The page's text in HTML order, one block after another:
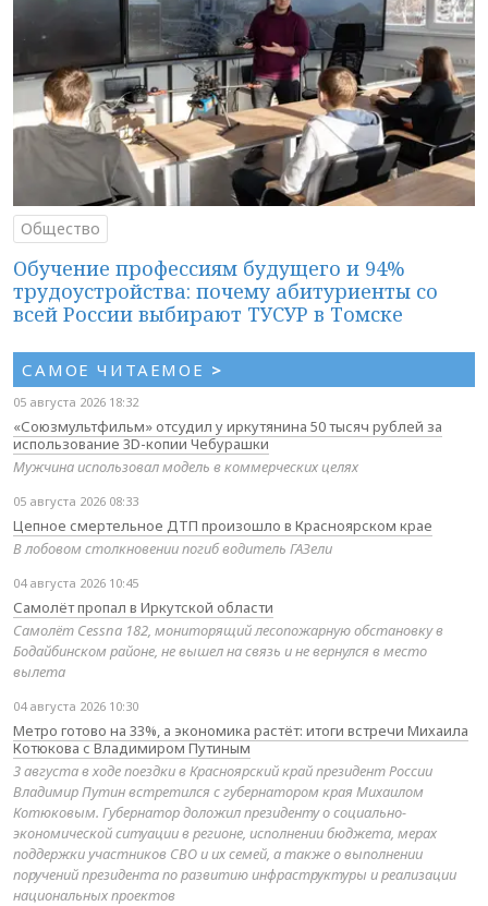
Общество
Обучение профессиям будущего и 94%
трудоустройства: почему абитуриенты со
всей России выбирают ТУСУР в Томске
САМОЕ ЧИТАЕМОЕ >
05 августа 2026 18:32
«Союзмультфильм» отсудил у иркутянина 50 тысяч рублей за
использование 3D-копии Чебурашки
Мужчина использовал модель в коммерческих целях
05 августа 2026 08:33
Цепное смертельное ДТП произошло в Красноярском крае
В лобовом столкновении погиб водитель ГАЗели
04 августа 2026 10:45
Самолёт пропал в Иркутской области
Самолёт Cessna 182, мониторящий лесопожарную обстановку в
Бодайбинском районе, не вышел на связь и не вернулся в место
вылета
04 августа 2026 10:30
Метро готово на 33%, а экономика растёт: итоги встречи Михаила
Котюкова с Владимиром Путиным
3 августа в ходе поездки в Красноярский край президент России
Владимир Путин встретился с губернатором края Михаилом
Котюковым. Губернатор доложил президенту о социально-
экономической ситуации в регионе, исполнении бюджета, мерах
поддержки участников СВО и их семей, а также о выполнении
поручений президента по развитию инфраструктуры и реализации
национальных проектов